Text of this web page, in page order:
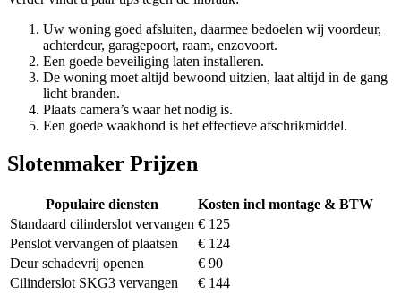
Uw woning goed afsluiten, daarmee bedoelen wij voordeur,
achterdeur, garagepoort, raam, enzovoort.
Een goede beveiliging laten installeren.
De woning moet altijd bewoond uitzien, laat altijd in de gang
licht branden.
Plaats camera’s waar het nodig is.
Een goede waakhond is het effectieve afschrikmiddel.
Slotenmaker Prijzen
Populaire diensten
Kosten incl montage & BTW
Standaard cilinderslot vervangen € 125
Penslot vervangen of plaatsen
€ 124
Deur schadevrij openen
€ 90
Cilinderslot SKG3 vervangen
€ 144